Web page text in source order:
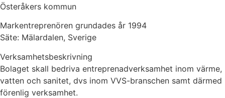
Österåkers kommun
Markentreprenören grundades år 1994
Säte: Mälardalen, Sverige
Verksamhetsbeskrivning
Bolaget skall bedriva entreprenadverksamhet inom värme,
vatten och sanitet, dvs inom VVS-branschen samt därmed
förenlig verksamhet.